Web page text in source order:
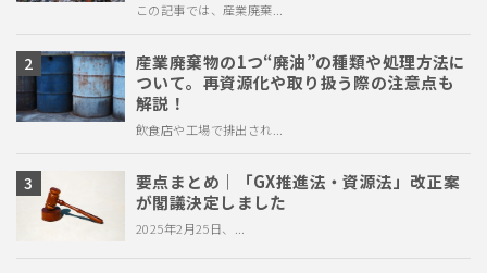
この記事では、産業廃棄...
産業廃棄物の1つ“廃油”の種類や処理方法に
ついて。再資源化や取り扱う際の注意点も
解説！
飲食店や工場で排出され...
要点まとめ｜「GX推進法・資源法」改正案
が閣議決定しました
2025年2月25日、...